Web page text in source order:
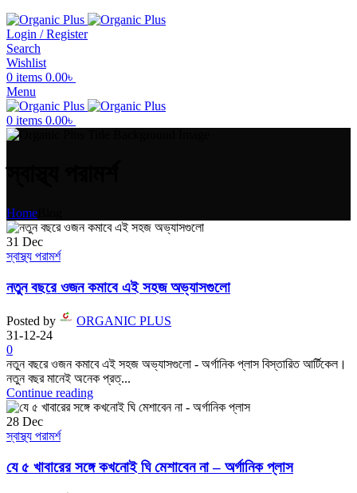
Login / Register
Search
Wishlist
0 items 0.00৳
Menu
0 items 0.00৳
Home
31 Dec
স্বাস্থ্য পরামর্শ
নতুন বছরে ওজন কমাবে এই সহজ অভ্যাসগুলো
Posted by
ORGANIC PLUS
31-12-24
0
নতুন বছরে ওজন কমাবে এই সহজ অভ্যাসগুলো - অর্গানিক প্লাস বিস্তারিত আর্টিকেল।
নতুন বছর মানেই অনেক প্রত্...
Continue reading
28 Dec
স্বাস্থ্য পরামর্শ
যে ৫ খাবারের সঙ্গে কখনোই ঘি মেশাবেন না – অর্গানিক প্লাস